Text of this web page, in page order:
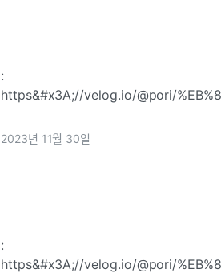
:
https&#x3A;//velog.io/@pori/
우스 구축 실습Snowflake의 다양한 기능
2023년 11월 30일
:
https&#x3A;//velog.io/@pori/